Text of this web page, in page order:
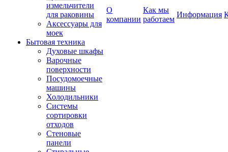
измельчители
для раковины
Аксессуары для
моек
Бытовая техника
Духовые шкафы
Варочные
поверхности
Посудомоечные
машины
Холодильники
Системы
сортировки
отходов
Стеновые
панели
О
компании
Как мы
работаем
Информация